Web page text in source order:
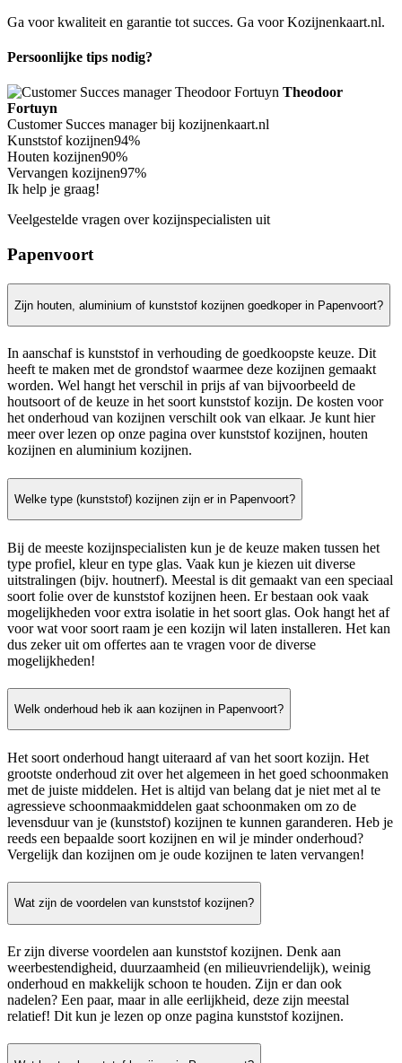
Ga voor kwaliteit en garantie tot succes. Ga voor Kozijnenkaart.nl.
Persoonlijke tips nodig?
Theodoor
Fortuyn
Customer Succes manager bij kozijnenkaart.nl
Kunststof kozijnen94%
Houten kozijnen90%
Vervangen kozijnen97%
Ik help je graag!
Veelgestelde vragen over kozijnspecialisten uit
Papenvoort
Zijn houten, aluminium of kunststof kozijnen goedkoper in Papenvoort?
In aanschaf is kunststof in verhouding de goedkoopste keuze. Dit
heeft te maken met de grondstof waarmee deze kozijnen gemaakt
worden. Wel hangt het verschil in prijs af van bijvoorbeeld de
houtsoort of de keuze in het soort kunststof kozijn. De kosten voor
het onderhoud van kozijnen verschilt ook van elkaar. Je kunt hier
meer over lezen op onze pagina over kunststof kozijnen, houten
kozijnen en aluminium kozijnen.
Welke type (kunststof) kozijnen zijn er in Papenvoort?
Bij de meeste kozijnspecialisten kun je de keuze maken tussen het
type profiel, kleur en type glas. Vaak kun je kiezen uit diverse
uitstralingen (bijv. houtnerf). Meestal is dit gemaakt van een speciaal
soort folie over de kunststof kozijnen heen. Er bestaan ook vaak
mogelijkheden voor extra isolatie in het soort glas. Ook hangt het af
voor wat voor soort raam je een kozijn wil laten installeren. Het kan
dus zeker uit om offertes aan te vragen voor de diverse
mogelijkheden!
Welk onderhoud heb ik aan kozijnen in Papenvoort?
Het soort onderhoud hangt uiteraard af van het soort kozijn. Het
grootste onderhoud zit over het algemeen in het goed schoonmaken
met de juiste middelen. Het is altijd van belang dat je niet met al te
agressieve schoonmaakmiddelen gaat schoonmaken om zo de
levensduur van je (kunststof) kozijnen te kunnen garanderen. Heb je
reeds een bepaalde soort kozijnen en wil je minder onderhoud?
Vergelijk dan kozijnen om je oude kozijnen te laten vervangen!
Wat zijn de voordelen van kunststof kozijnen?
Er zijn diverse voordelen aan kunststof kozijnen. Denk aan
weerbestendigheid, duurzaamheid (en milieuvriendelijk), weinig
onderhoud en makkelijk schoon te houden. Zijn er dan ook
nadelen? Een paar, maar in alle eerlijkheid, deze zijn meestal
relatief! Dit kun je lezen op onze pagina kunststof kozijnen.